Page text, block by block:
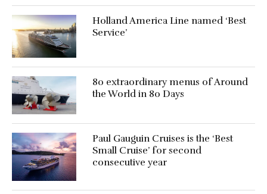
Holland America Line named ‘Best
Service’
80 extraordinary menus of Around
the World in 80 Days
Paul Gauguin Cruises is the ‘Best
Small Cruise’ for second
consecutive year